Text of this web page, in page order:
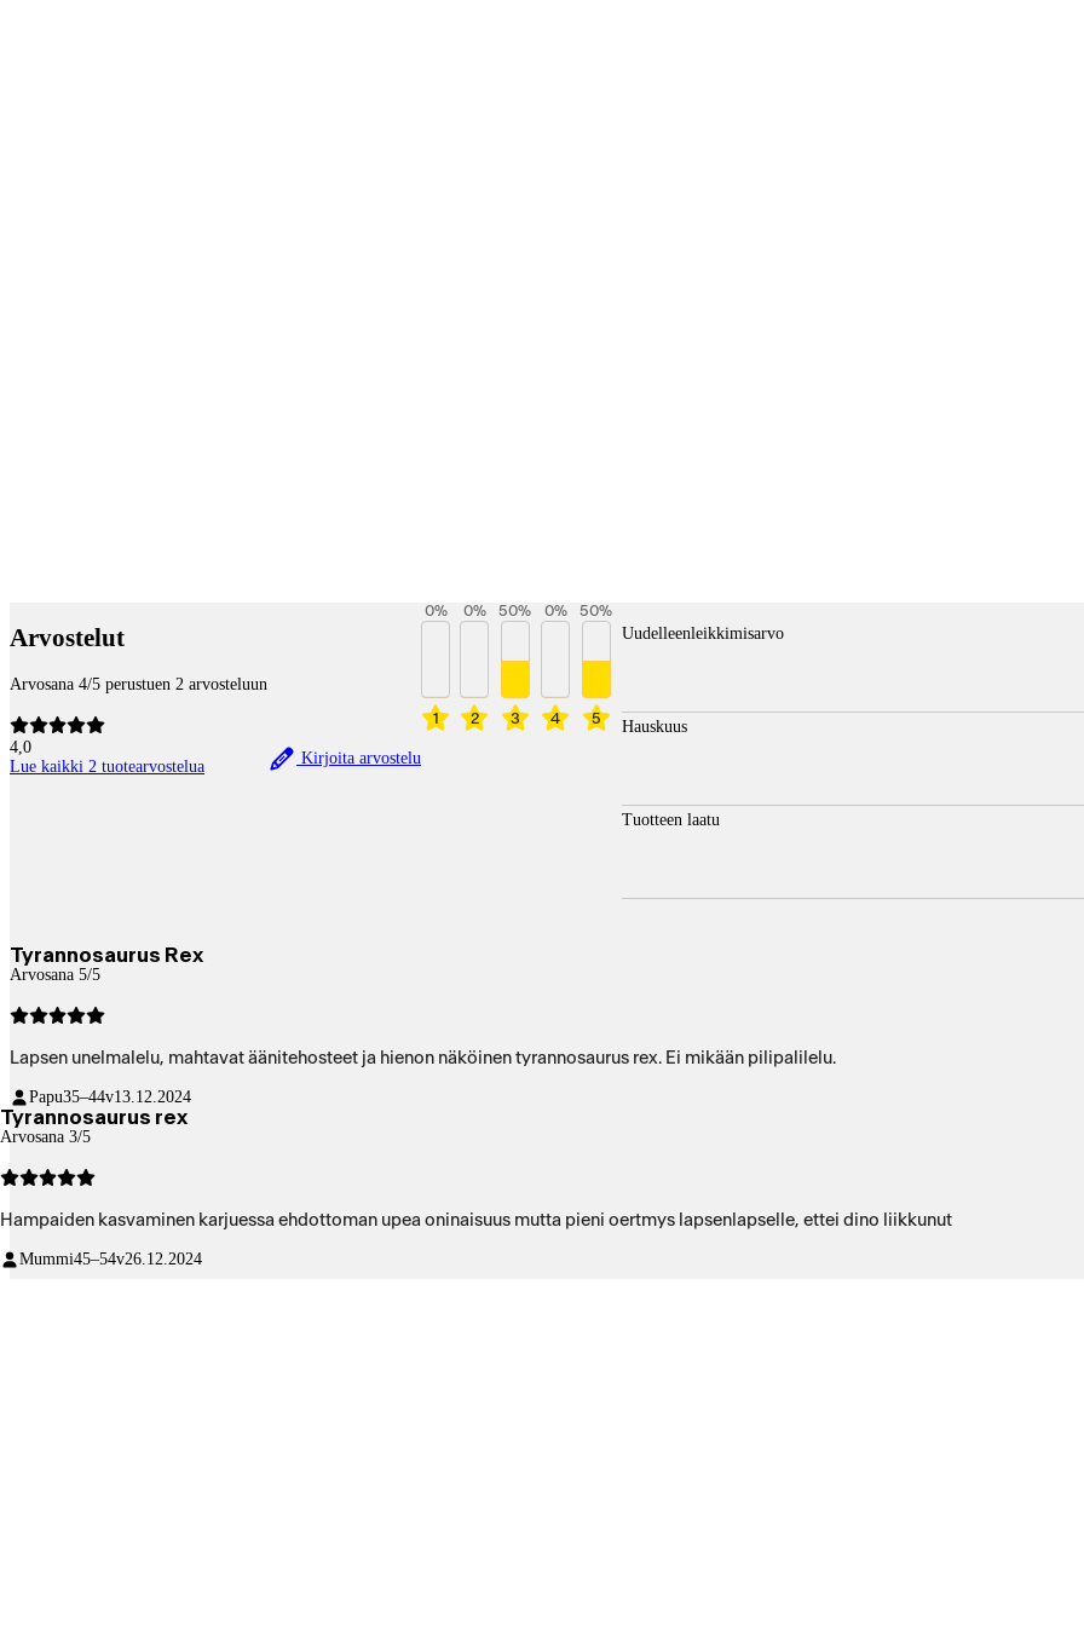
Arvostelut
Arvosana 4/5 perustuen 2 arvosteluun
4,0
Lue kaikki 2 tuotearvostelua
Kirjoita arvostelu
1
0%
2
0%
3
50%
4
0%
5
50%
Uudelleenleikkimisarvo
Hauskuus
Tuotteen laatu
Tyrannosaurus Rex
Arvosana 5/5
Lapsen unelmalelu, mahtavat äänitehosteet ja hienon näköinen tyrannosaurus rex. Ei mikään pilipalilelu.
Papu35–44v13.12.2024
Tyrannosaurus rex
Arvosana 3/5
Hampaiden kasvaminen karjuessa ehdottoman upea oninaisuus mutta pieni oertmys lapsenlapselle, ettei dino liikkunut
Mummi45–54v26.12.2024